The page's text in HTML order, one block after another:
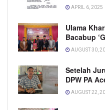
APRIL 6, 2025
Ulama
Bacabup
AUGUST 30,
Setelah
DPW PA
AUGUST 22,